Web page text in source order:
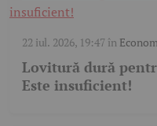
22 iul. 2026, 19:47în
Lovitură dură
Este insuficient!